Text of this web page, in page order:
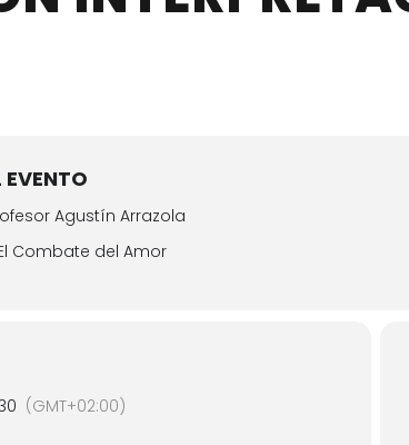
EVENTO
Agustín Arrazola
Combate del Amor
(GMT+02:00)